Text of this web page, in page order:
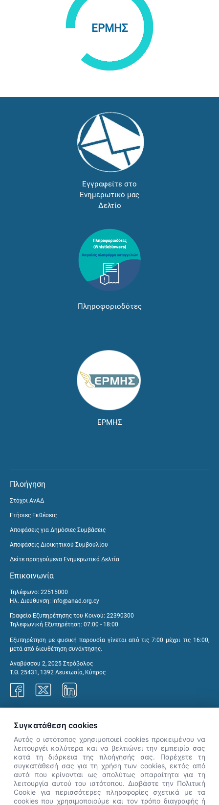
ΕΡΜΗΣ
Εγγραφείτε στο
Ενημερωτικό μας
Δελτίο
Πληροφοριοδότες
ΕΡΜΗΣ
Πλοήγηση
Στόχοι ΑνΑΔ
Ετήσιες Εκθέσεις
Αποφάσεις για Δημόσιες Συμβάσεις
Αποφάσεις Διοικητικού Συμβουλίου
Δείτε προηγούμενα Ενημερωτικά Δελτία
Επικοινωνία
Τηλέφωνο: 22515000
Ηλ. Διεύθυνση: info@anad.org.cy
Γραφείο Εξυπηρέτησης του Κοινού: 22390300
Τηλεφωνική Εξυπηρέτηση: 07:00 - 18:00
Εξυπηρέτηση με φυσική παρουσία γίνεται από τις 7:00 μέχρι τις 16:00,
μετά από διευθέτηση συνάντησης.
Αναβύσσου 2, 2025 Στρόβολος
Τ.Θ. 25431, 1392 Λευκωσία, Κύπρος
👋 Καλώς ήρθες! Είμαι η Νόησις.
Πες μου πώς μπορώ να σε βοηθήσω
σήμερα.
Συγκατάθεση cookies
Αυτός ο ιστότοπος χρησιμοποιεί cookies προκειμένου να
λειτουργέι καλύτερα και να βελτιώνει την εμπειρία σας
κατά τη διάρκεια της πλοήγησής σας. Παρέχετε τη
συγκατάθεσή σας για τη χρήση των cookies, εκτός από
αυτά που κρίνονται ως απολύτως απαραίτητα για τη
λειτουργία αυτού του ιστότοπου. Διαβάστε την Πολιτική
Cookie για περισσότερες πληροφορίες σχετικά με τα
cookies που χρησιμοποιούμε και τον τρόπο διαγραφής ή